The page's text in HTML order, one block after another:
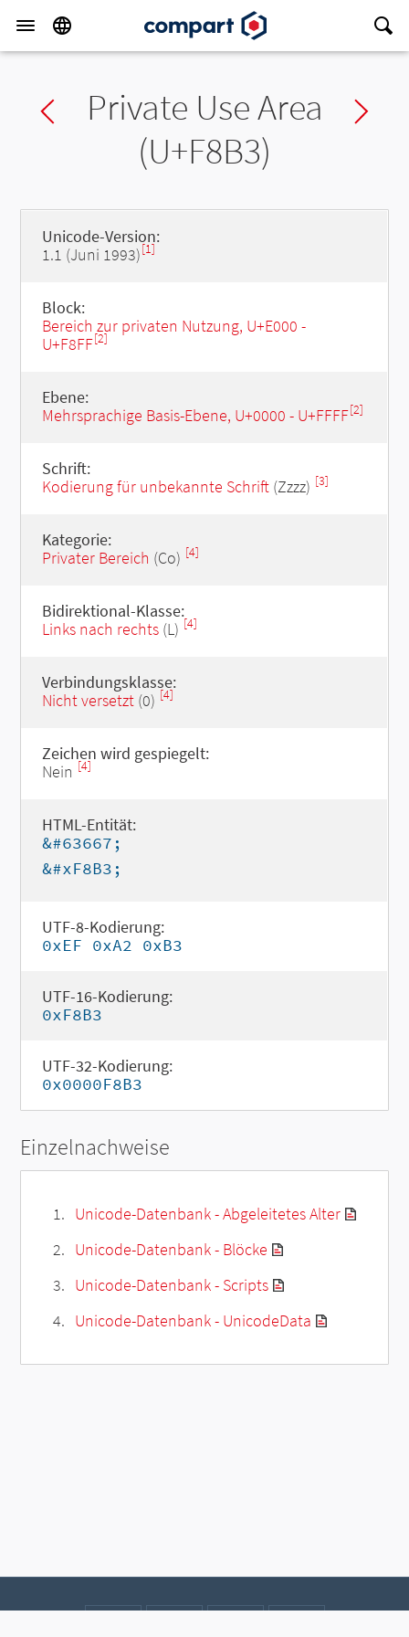
Previous char
Private Use Area
(U+F8B3)
Unicode-Version:
1.1 (Juni 1993)[1]
Block:
Bereich zur privaten Nutzung, U+E000 -
U+F8FF[2]
Ebene:
Mehrsprachige Basis-Ebene, U+0000 - U+FFFF[2]
Schrift:
Kodierung für unbekannte Schrift(Zzzz) [3]
Kategorie:
Privater Bereich (Co) [4]
Bidirektional-Klasse:
Links nach rechts(L) [4]
Verbindungsklasse:
Nicht versetzt(0) [4]
Zeichen wird gespiegelt:
Nein [4]
HTML-Entität:
&#63667;
&#xF8B3;
UTF-8-Kodierung:
0xEF 0xA2 0xB3
UTF-16-Kodierung:
0xF8B3
UTF-32-Kodierung:
0x0000F8B3
Einzelnachweise
Unicode-Datenbank - Abgeleitetes Alter
Unicode-Datenbank - Blöcke
Unicode-Datenbank - Scripts
Unicode-Datenbank - UnicodeData